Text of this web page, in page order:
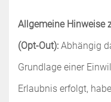
Allgemeine Hinweise
(Opt-Out): Abhängig
Grundlage einer
Erlaubnis erfolgt,